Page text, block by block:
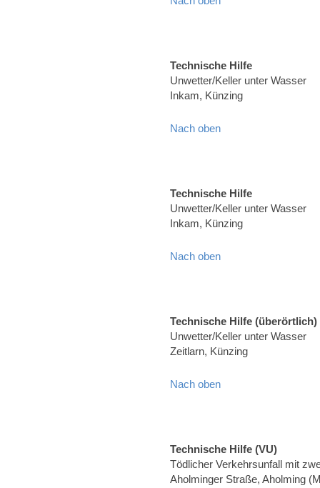
Technische Hilfe
Unwetter/Keller unter Wasser
Inkam, Künzing
Nach oben
Technische Hilfe
Unwetter/Keller unter Wasser
Inkam, Künzing
Nach oben
Technische Hilfe (überörtlich)
Unwetter/Keller unter Wasser
Zeitlarn, Künzing
Nach oben
Technische Hilfe (VU)
Tödlicher Verkehrsunfall mit
Aholminger Straße, Aholming